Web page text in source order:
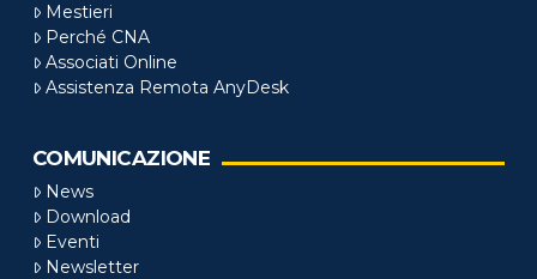
Mestieri
Perché CNA
Associati Online
Assistenza Remota AnyDesk
COMUNICAZIONE
News
Download
Eventi
Newsletter